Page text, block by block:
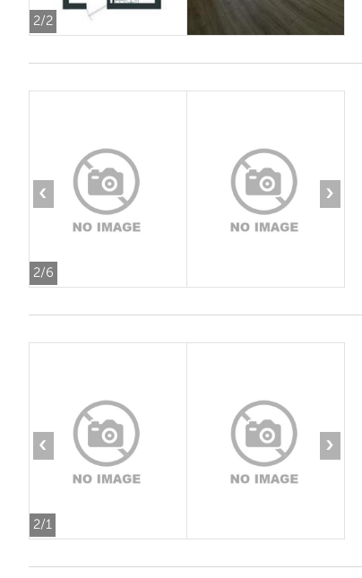
2/2
2/6
‹ ›
2/1
‹ ›